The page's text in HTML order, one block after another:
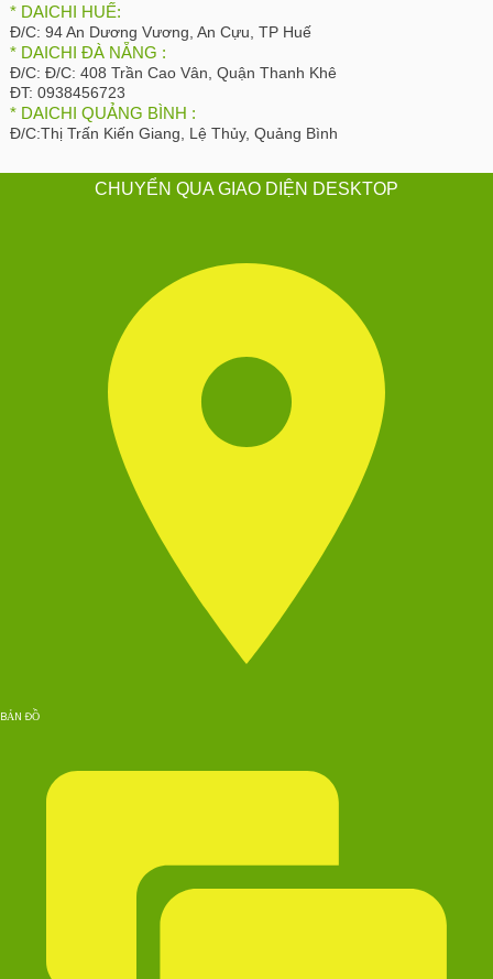
* DAICHI HUẾ:
Đ/C: 94 An Dương Vương, An Cựu, TP Huế
* DAICHI ĐÀ NẴNG :
Đ/C: Đ/C: 408 Trần Cao Vân, Quận Thanh Khê
ĐT: 0938456723
* DAICHI QUẢNG BÌNH :
Đ/C:Thị Trấn Kiến Giang, Lệ Thủy, Quảng Bình
CHUYỂN QUA GIAO DIỆN DESKTOP
BẢN ĐỒ